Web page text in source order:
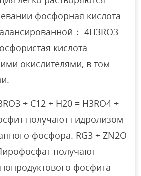
фосфорная кислота
： 4H3RO3 =
кислота
окислителями, в том
+ C12 + H20 = H3RO4 +
получают гидролизом
фосфора. RG3 + ZN2O
получают
фосфита